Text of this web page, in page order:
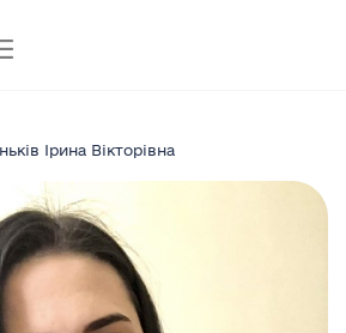
Ірина Вікторівна